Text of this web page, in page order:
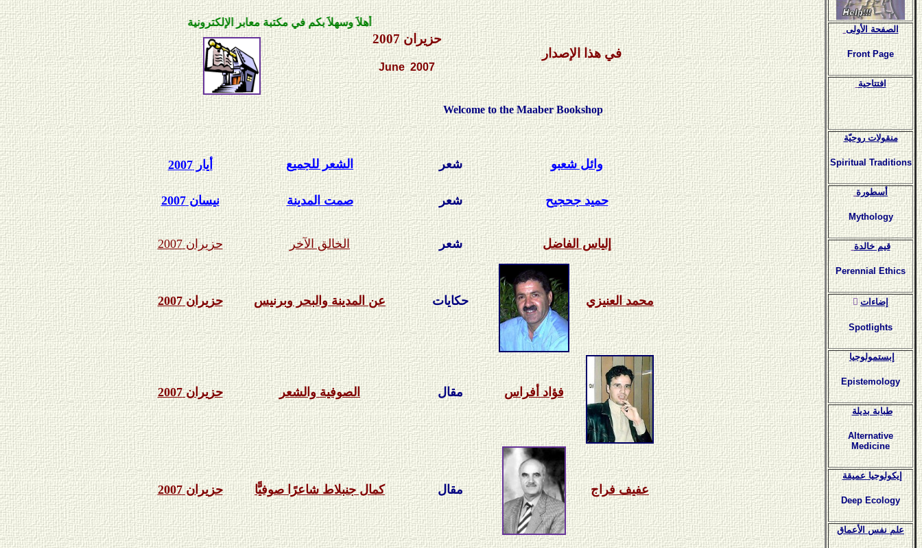
أهلاَ وسهلاَ بكم في مكتبة معابر الإلكترونية
حزيران 2007
June 2007
في هذا الإصدار
Welcome to the Maaber Bookshop
أيار 2007 الشعر للجميع شعر وائل شعبو
نيسان 2007 صمت المدينة شعر حميد جحجيح
حزيران 2007 الخالق الآخر شعر إلياس الفاضل
حزيران 2007 عن المدينة والبحر وبرنيس حكايات محمد العنيزي
حزيران 2007 الصوفية والشعر مقال فؤاد أفراس
حزيران 2007 كمال جنبلاط شاعرًا صوفيًّا مقال عفيف فراج
الصفحة الأولى
Front Page
افتتاحية
منقولات روحيّة
Spiritual Traditions
أسطورة
Mythology
قيم خالدة
Perennial Ethics
ٍإضاءات
Spotlights
إبستمولوجيا
Epistemology
طبابة بديلة
Alternative
Medicine
إيكولوجيا عميقة
Deep Ecology
علم نفس الأعماق